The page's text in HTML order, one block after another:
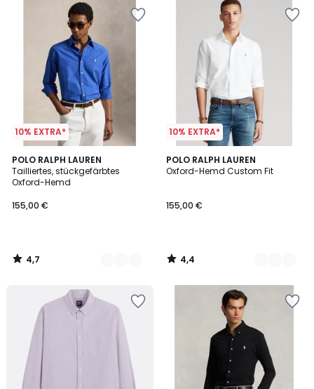
10% EXTRA*
POLO RALPH LAUREN
Tailliertes, stückgefärbtes
Oxford-Hemd
155,00 €
4,7
/ 5
3
Farben
4,7
/
10% EXTRA*
POLO RALPH LAUREN
Oxford-Hemd Custom Fit
155,00 €
4,4
/ 5
2
Farben
4,4
/